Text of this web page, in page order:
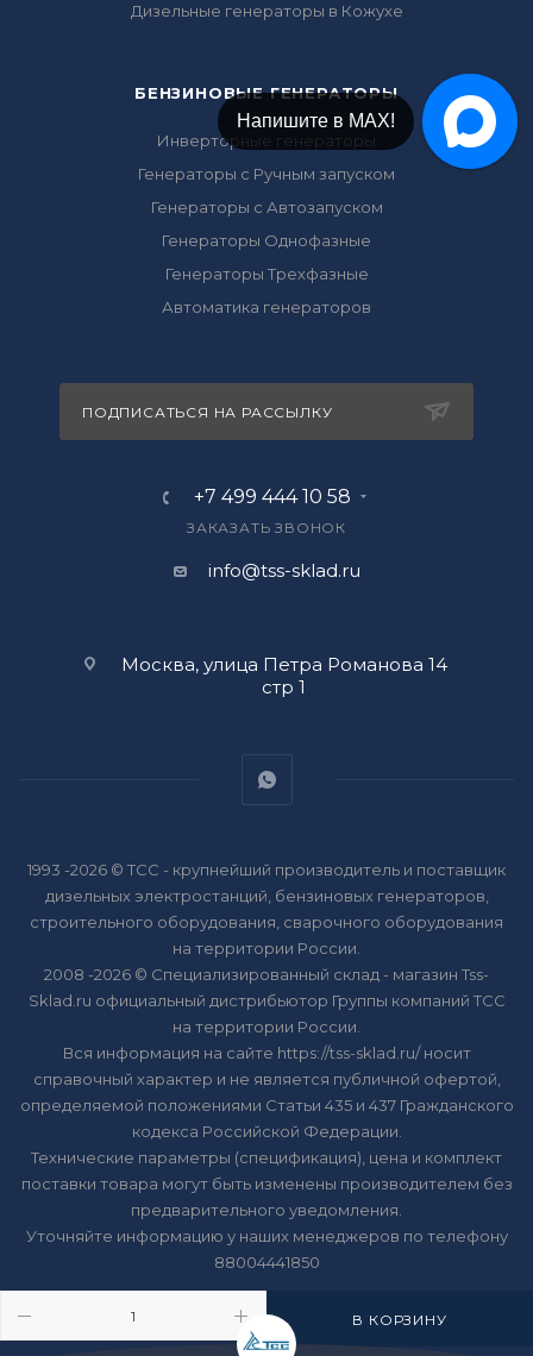
В КОРЗИНУ
Дизельные генераторы в Кожухе
БЕНЗИНОВЫЕ ГЕНЕРАТОРЫ
Инверторные генераторы
Генераторы с Ручным запуском
Генераторы с Автозапуском
Генераторы Однофазные
Генераторы Трехфазные
Автоматика генераторов
ПОДПИСАТЬСЯ НА РАССЫЛКУ
+7 499 444 10 58
ЗАКАЗАТЬ ЗВОНОК
info@tss-sklad.ru
Москва, улица Петра Романова 14
стр 1
1993 -2026 © ТСС - крупнейший производитель и поставщик
дизельных электростанций, бензиновых генераторов,
строительного оборудования, сварочного оборудования
на территории России.
2008 -2026 © Специализированный склад - магазин Tss-
Sklad.ru официальный дистрибьютор Группы компаний ТСС
на территории России.
Вся информация на сайте https://tss-sklad.ru/ носит
справочный характер и не является публичной офертой,
определяемой положениями Статьи 435 и 437 Гражданского
кодекса Российской Федерации.
Технические параметры (спецификация), цена и комплект
поставки товара могут быть изменены производителем без
предварительного уведомления.
Уточняйте информацию у наших менеджеров по телефону
88004441850
Напишите в Telegram!Напишите в МАХ!